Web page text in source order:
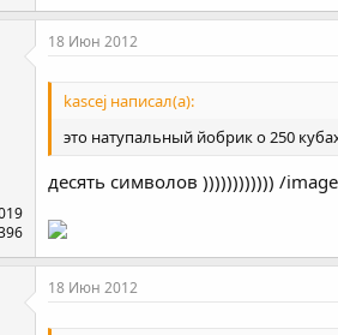
18 Июн 2012
kascej написал(а):
это натупальный йобрик о 250
десять символов )))))))))))) /
18 Июн 2012